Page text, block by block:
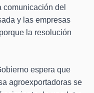
del
y las empresas
la resolución
espera que
agroexportadoras se